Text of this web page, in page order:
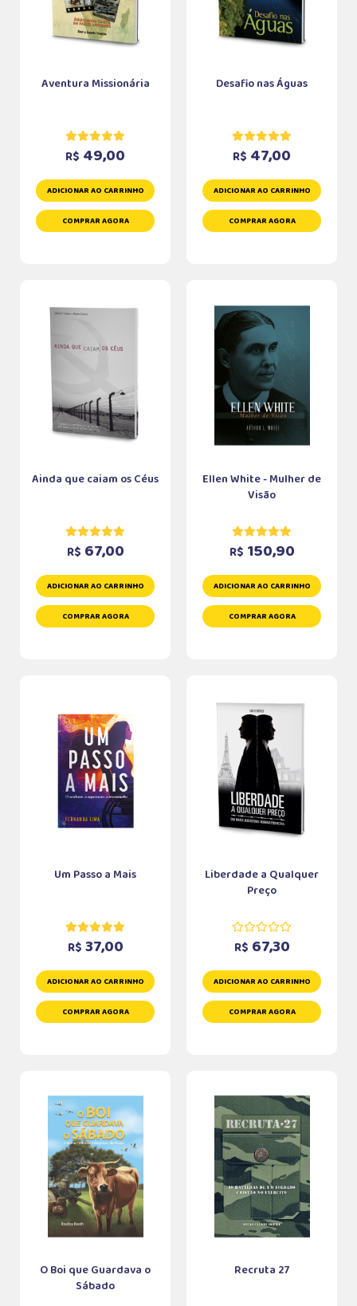
Aventura Missionária
R$ 49,00
ADICIONAR AO CARRINHO
COMPRAR AGORA
Desafio nas Águas
R$ 47,00
ADICIONAR AO CARRINHO
COMPRAR AGORA
Ainda que caiam os Céus
R$ 67,00
ADICIONAR AO CARRINHO
COMPRAR AGORA
Ellen White - Mulher de
Visão
R$ 150,90
ADICIONAR AO CARRINHO
COMPRAR AGORA
Um Passo a Mais
R$ 37,00
ADICIONAR AO CARRINHO
COMPRAR AGORA
Liberdade a Qualquer
Preço
R$ 67,30
ADICIONAR AO CARRINHO
COMPRAR AGORA
O Boi que Guardava o
Sábado
Recruta 27